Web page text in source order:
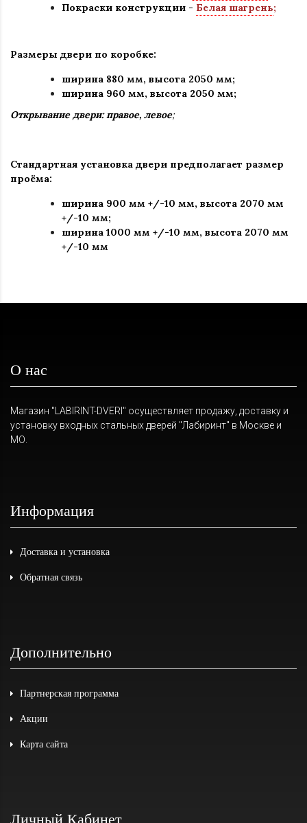
Покраски конструкции - Белая шагрень;
Размеры двери по коробке:
ширина 880 мм, высота 2050 мм;
ширина 960 мм, высота 2050 мм;
Открывание двери: правое, левое;
Стандартная установка двери предполагает размер
проёма:
ширина 900 мм +/-10 мм, высота 2070 мм
+/-10 мм;
ширина 1000 мм +/-10 мм, высота 2070 мм
+/-10 мм
О нас
Магазин "LABIRINT-DVERI" осуществляет продажу, доставку и
установку входных стальных дверей "Лабиринт" в Москве и
МО.
Информация
Доставка и установка
Обратная связь
Дополнительно
Партнерская программа
Акции
Карта сайта
Личный Кабинет